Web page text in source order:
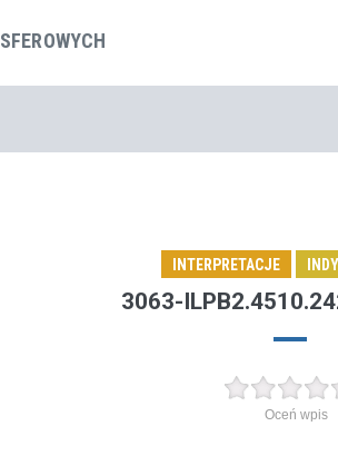
INTERPRETACJE
3063-
Oceń wpis